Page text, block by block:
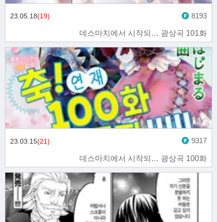
데스마치에서 시작되… 광상곡 101화
23.05.18(19) 8193
데스마치에서 시작되… 광상곡 100화
23.03.15(21) 9317